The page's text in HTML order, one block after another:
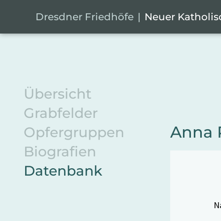
Dresdner Friedhöfe Neuer
Übersicht
Grabfelder
Opfergruppen
Biografien
Datenbank
Anna